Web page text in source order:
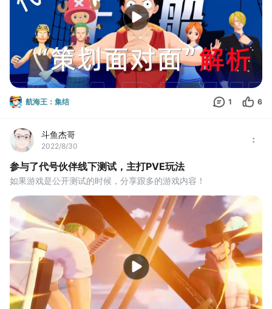
航海王：集结 1 6
斗鱼杰哥
2022/8/30
参与了代号伙伴线下测试，主打PVE玩法
如果游戏是公开测试的时候，分享跟多的游戏内容！